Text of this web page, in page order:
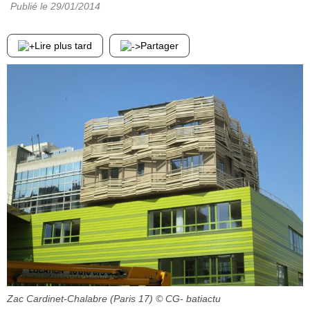
Publié le 29/01/2014
Lire plus tard Partager
Zac Cardinet-Chalabre (Paris 17) © CG- batiactu